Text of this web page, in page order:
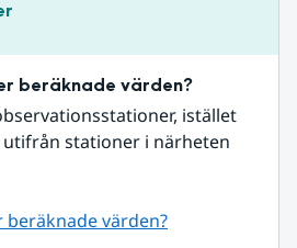
beräknade värden?
istället
stationer i närheten
värden?